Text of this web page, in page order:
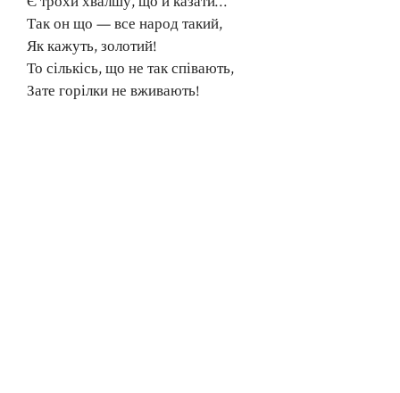
Так он що — все народ такий,
Як кажуть, золотий!
То сількісь, що не так співають,
Зате горілки не вживають!